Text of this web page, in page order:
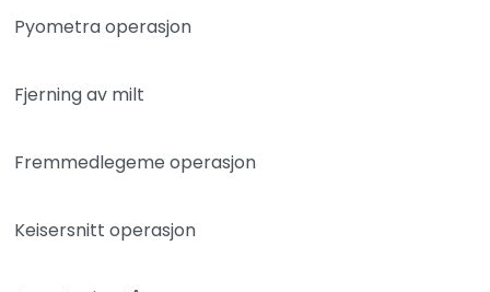
Pyometra operasjon
Fjerning av milt
Fremmedlegeme operasjon
Keisersnitt operasjon